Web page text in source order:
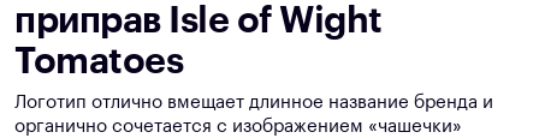
приправ Isle of Wight
Tomatoes
Логотип отлично вмещает длинное название бренда и
органично сочетается с изображением «чашечки»